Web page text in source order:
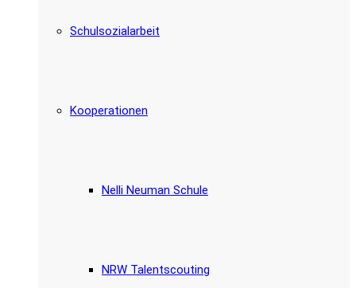
Schulsozialarbeit
Kooperationen
Nelli Neuman Schule
NRW Talentscouting